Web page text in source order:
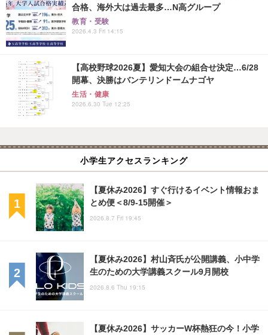
合格、海外大は過去最多…N高グループ
教育・受験
2026.4.3 Fri 14:15
【高校野球2026夏】愛知大会の組合せ決定…6/28
開幕、決勝はバンテリンドームナゴヤ
生活・健康
2026.6.30 Tue 12:25
小学生アクセスランキング
【夏休み2026】すぐ行けるイベント情報おま
とめ便＜8/9-15開催＞
2026.8.7 Fri 19:45
【夏休み2026】村山斉氏が公開講義、小中学
生のための大学講義スクール9月開校
2026.8.6 Thu 19:15
【夏休み2026】サッカーW杯熱狂の今！小学